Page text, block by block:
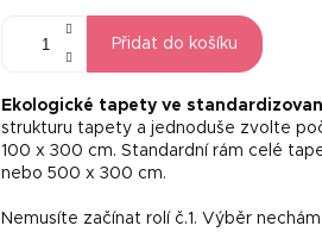
Přidat do košíku
Ekologické tapety ve
strukturu tapety a jednoduše zvolte
100 x 300 cm. Standardní rám celé
nebo 500 x 300 cm.
Nemusíte začínat rolí č.1. Výběr